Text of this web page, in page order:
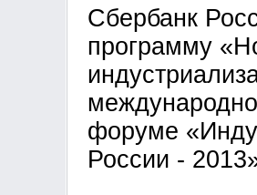
Сбербанк
программу
форуме
России -